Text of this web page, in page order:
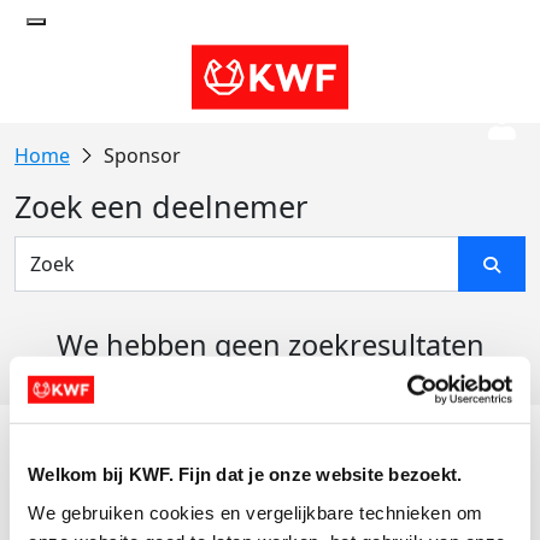
Welkom bij KWF. Fijn dat je onze website bezoekt.
We gebruiken cookies en vergelijkbare technieken om
Sponsor
Zoek een deelnemer
We hebben geen zoekresultaten
Actiematerialen
Evenementen